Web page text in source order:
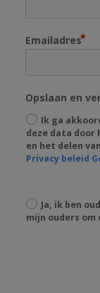
Emailadres
Opslaan en
Ik ga
deze data door
en het delen
Privacy beleid
Ja, ik ben
mijn ouders om